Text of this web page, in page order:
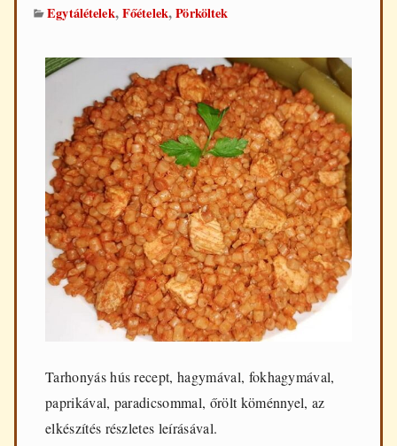
Egytálételek,Főételek,Pörköltek
Tarhonyás hús recept, hagymával, fokhagymával,
paprikával, paradicsommal, őrölt köménnyel, az
elkészítés részletes leírásával.